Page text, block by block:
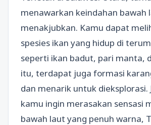
menawarkan keindahan bawah
menakjubkan. Kamu dapat
spesies ikan yang hidup di
seperti ikan badut, pari manta,
itu, terdapat juga formasi
dan menarik untuk dieksplorasi.
kamu ingin merasakan sensasi
bawah laut yang penuh warna,